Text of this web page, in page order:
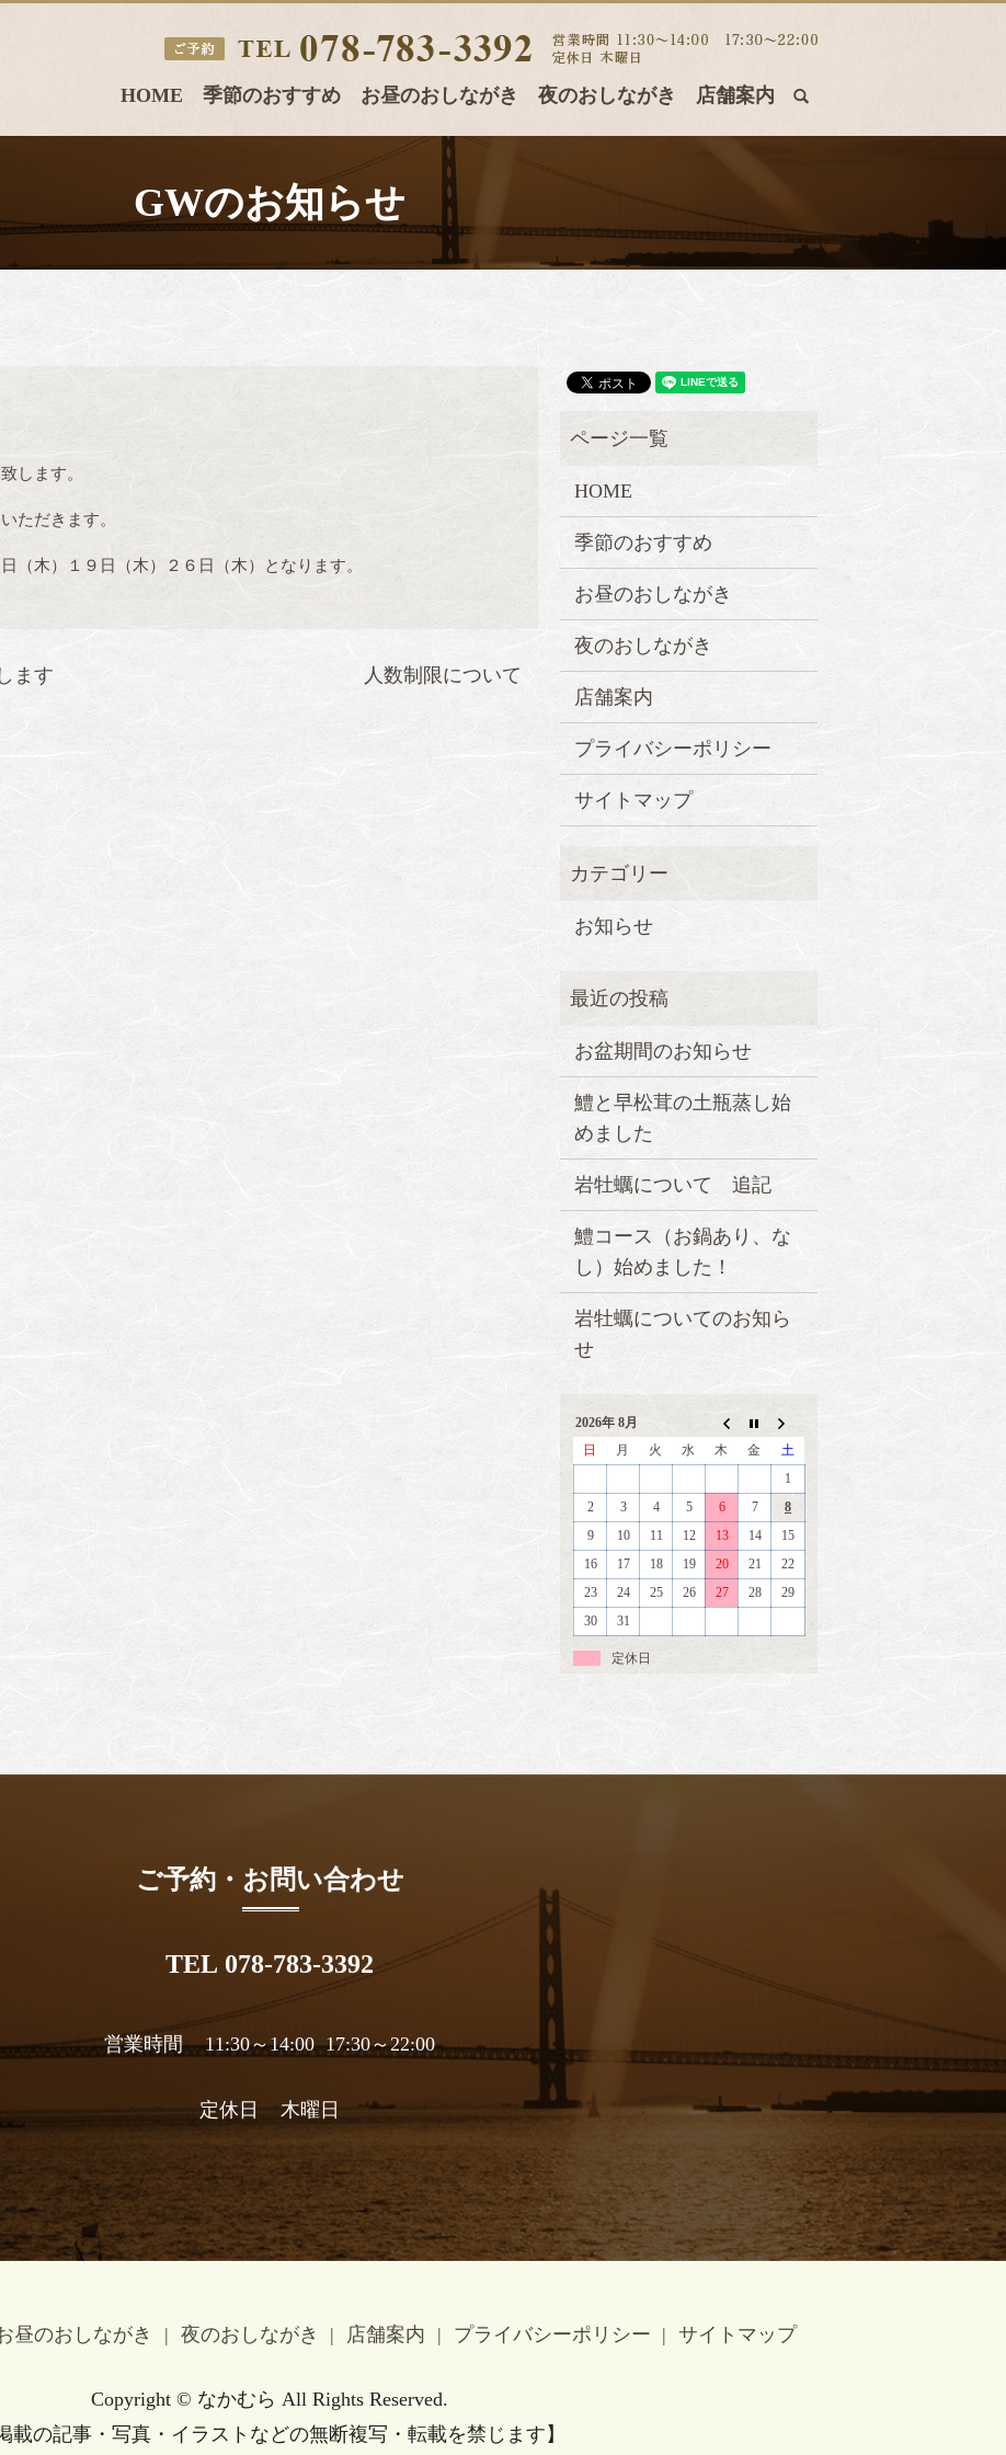
HOME 季節のおすすめ お昼のおしながき 夜のおしながき 店舗案内 search
GWのお知らせ
します。
ただきます。
（木）１９日（木）２６日（木）となります。
ます 人数制限について
HOME
季節のおすすめ
お昼のおしながき
夜のおしながき
店舗案内
プライバシーポリシー
サイトマップ
お知らせ
お盆期間のお知らせ
鱧と早松茸の土瓶蒸し始
めました
岩牡蠣について 追記
鱧コース（お鍋あり、な
し）始めました！
岩牡蠣についてのお知ら
せ
2026年 8月
日
月 火 水 木 金
土
1
2
3 4 5 6 7
8
9
10 11 12 13 14
15
16
17 18 19 20 21
22
23
24 25 26 27 28
29
30
31
定休日
ご予約・お問い合わせ
TEL 078-783-3392
営業時間 11:30～14:00 17:30～22:00
定休日 木曜日
昼のおしながき 夜のおしながき 店舗案内 プライバシーポリシー サイトマップ
Copyright © なかむら All Rights Reserved.
載の記事・写真・イラストなどの無断複写・転載を禁じます】